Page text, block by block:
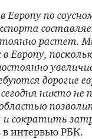
по
растёт.
Европу,
дорогие
никто не
и сократить
интервью РБК.